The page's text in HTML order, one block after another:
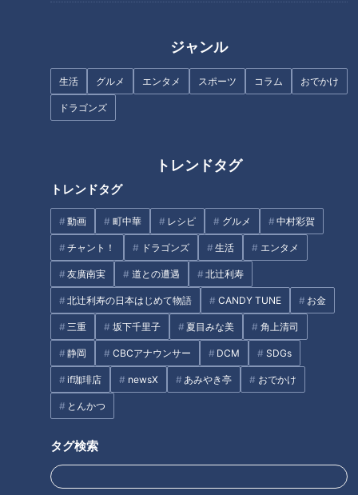
ジャンル
生活 グルメ エンタメ スポーツ コラム おでかけ
ドラゴンズ
トレンドタグ
トレンドタグ
動画 町中華 レシピ グルメ 中村彩賀
チャント！ ドラゴンズ 生活 エンタメ
友廣南実 道との遭遇 北辻利寿
北辻利寿の日本はじめて物語 CANDY TUNE お金
三重 坂下千里子 夏目みな美 角上清司
静岡 CBCアナウンサー DCM SDGs
if珈琲店 newsX あみやき亭 おでかけ
とんかつ
タグ検索
CBCテレビ：画像『チャント！』
東海エリアでニンジンを最も多く栽培しているのは、愛知県碧
南市。年間約8000トン以上出荷される東海エリアでナンバー
ワンのニンジンの産地です。最盛期の2月頃は１日約100トン
のニンジンが出荷されていきます。甘く、見た目も美しいニン
ジンを碧南市ではブランドニンジン「へきなん美人」として販
売しています。おいしさの秘密を尋ねました。
（農家歴25年・杉浦さん）
（砂地は）土の中で育つ野菜が育ちやすい。根菜類はピカイ